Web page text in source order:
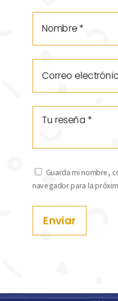
Guarda mi nombre,
navegador para la
Enviar